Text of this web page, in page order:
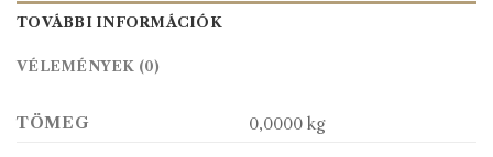
TOVÁBBI INFORMÁCIÓK
VÉLEMÉNYEK (0)
TÖMEG 0,0000 kg